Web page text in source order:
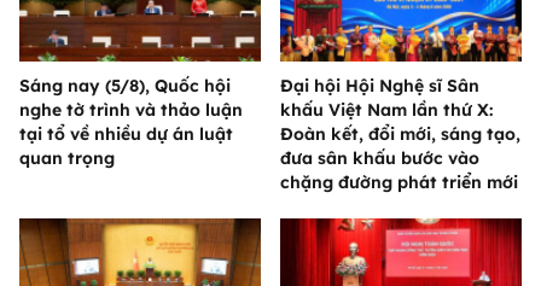
Sáng nay (5/8), Quốc hội
nghe tờ trình và thảo luận
tại tổ về nhiều dự án luật
quan trọng
Đại hội Hội Nghệ sĩ Sân
khấu Việt Nam lần thứ X:
Đoàn kết, đổi mới, sáng tạo,
đưa sân khấu bước vào
chặng đường phát triển mới